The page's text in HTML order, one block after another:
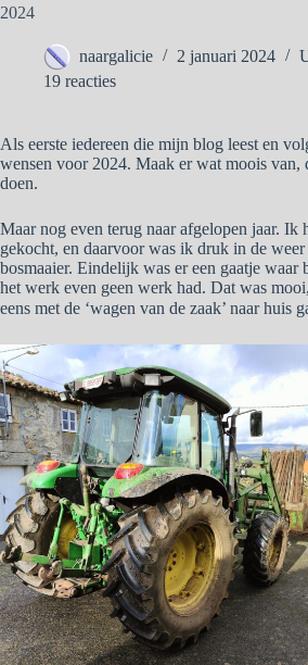
2024
naargalicie 2 januari 2024
19 reacties
Als eerste iedereen die mijn blog leest en
wensen voor 2024. Maak er wat moois van,
doen.
Maar nog even terug naar afgelopen jaar. Ik
gekocht, en daarvoor was ik druk in de weer
bosmaaier. Eindelijk was er een gaatje waar
het werk even geen werk had. Dat was
eens met de ‘wagen van de zaak’ naar huis